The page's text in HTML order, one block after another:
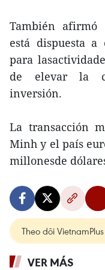
También afirmó
está dispuesta a
para
de elevar la
inversión.
La transacción
Minh y el país
millonesde
Theo dõi VietnamPlus
VER MÁS